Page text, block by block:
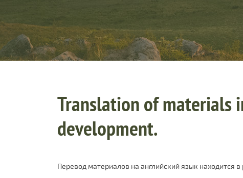
Translation of materials
development.
Перевод материалов на английский язык находится в